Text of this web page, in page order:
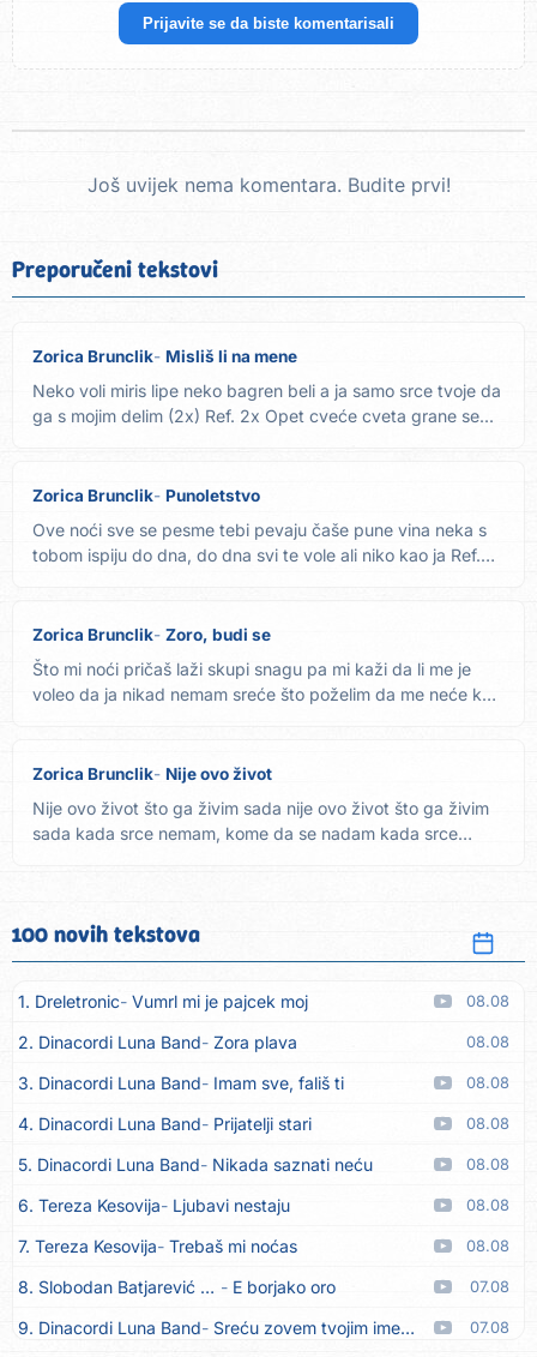
Prijavite se da biste komentarisali
Još uvijek nema komentara. Budite prvi!
Preporučeni tekstovi
Zorica Brunclik Misliš li na mene
Neko voli miris lipe neko bagren beli a ja samo srce tvoje da
ga s mojim delim (2x) Ref. 2x Opet cveće cveta grane se...
Zorica Brunclik Punoletstvo
Ove noći sve se pesme tebi pevaju čaše pune vina neka s
tobom ispiju do dna, do dna svi te vole ali niko kao ja Ref.
Zorica Brunclik Zoro, budi se
Što mi noći pričaš laži skupi snagu pa mi kaži da li me je
voleo da ja nikad nemam sreće što poželim da me neće ko
Zorica Brunclik Nije ovo život
Nije ovo život što ga živim sada nije ovo život što ga živim
sada kada srce nemam, kome da se nadam kada srce
100 novih tekstova
1. Dreletronic Vumrl mi je pajcek moj 08.08
2. Dinacordi Luna Band Zora plava 08.08
3. Dinacordi Luna Band Imam sve, fališ ti 08.08
4. Dinacordi Luna Band Prijatelji stari 08.08
5. Dinacordi Luna Band Nikada saznati neću 08.08
6. Tereza Kesovija Ljubavi nestaju 08.08
7. Tereza Kesovija Trebaš mi noćas 08.08
8. Slobodan Batjarević Čobe E borjako oro 07.08
9. Dinacordi Luna Band Sreću zovem tvojim imenom (feat. Kristina Smetko) 07.08